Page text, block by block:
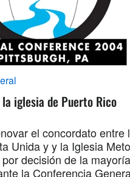
iglesia de Puerto Rico
el concordato entre
Unida y y la Iglesia
decisión de la
la Conferencia